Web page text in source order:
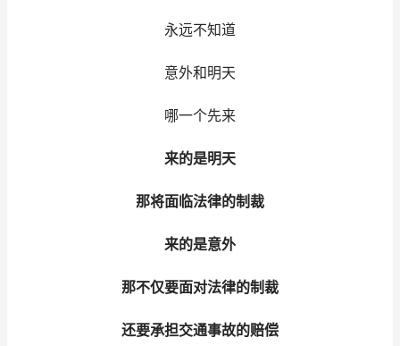
永远不知道
意外和明天
哪一个先来
来的是明天
那将面临法律的制裁
来的是意外
那不仅要面对法律的制裁
还要承担交通事故的赔偿